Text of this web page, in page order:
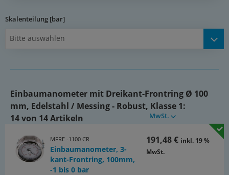
Zifferblatt:
1. Skala außen (schwarz), Anzeige in bar, 2. Skala innen (rot),
Anzeige in PSI
Schutzart:
IP 54
Skalenteilung [bar]
Bitte auswählen
Einbaumanometer mit Dreikant-Frontring Ø 100
mm, Edelstahl / Messing - Robust, Klasse 1:
14 von 14 Artikeln
MwSt.
MFRE -1100 CR
Einbaumanometer, 3-
kant-Frontring, 100mm,
-1 bis 0 bar
191,48 € inkl. 19 %
MwSt.